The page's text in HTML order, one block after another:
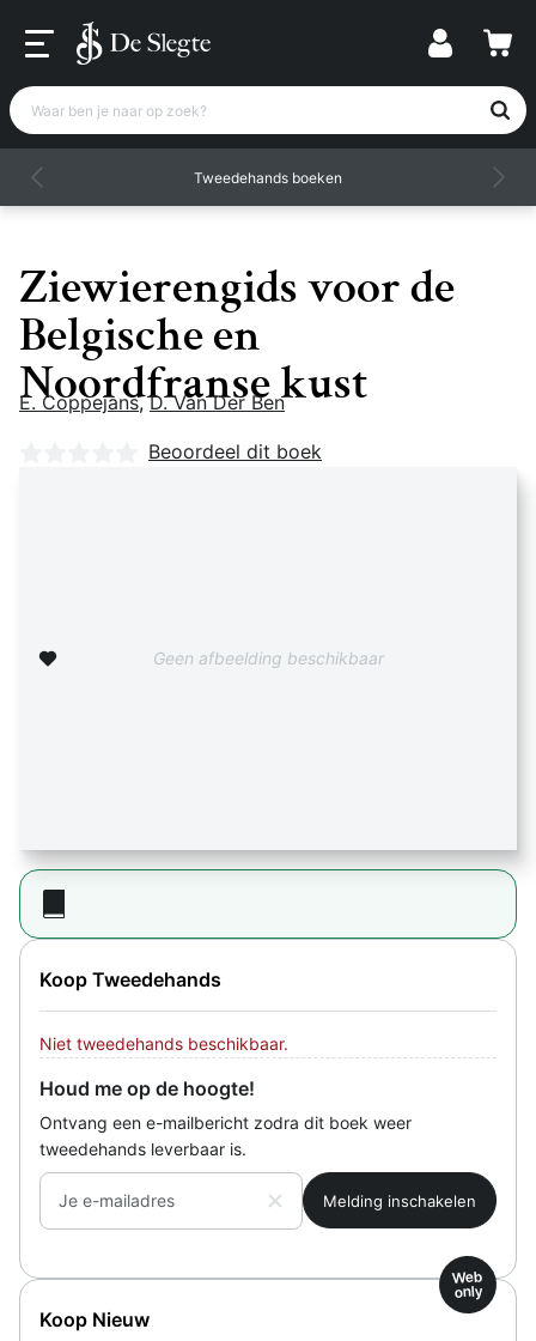
Waar ben je naar op zoek?
Tweedehands boeken
Ziewierengids voor de
Belgische en
Noordfranse kust
E. Coppejans,D. Van Der Ben
Nog geen beoordelingen
Beoordeel dit boek
Geen afbeelding beschikbaar
Koop Tweedehands
Niet tweedehands beschikbaar.
Houd me op de hoogte!
Ontvang een e-mailbericht zodra dit boek weer
tweedehands leverbaar is.
Je e-mailadres
Koop Nieuw
Web
only